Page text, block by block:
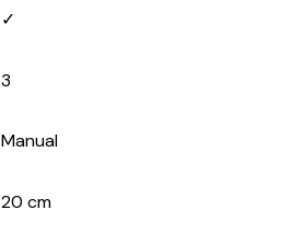
✓
3
Manual
20 cm